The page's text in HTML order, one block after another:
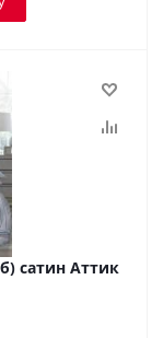
сатин Аттик